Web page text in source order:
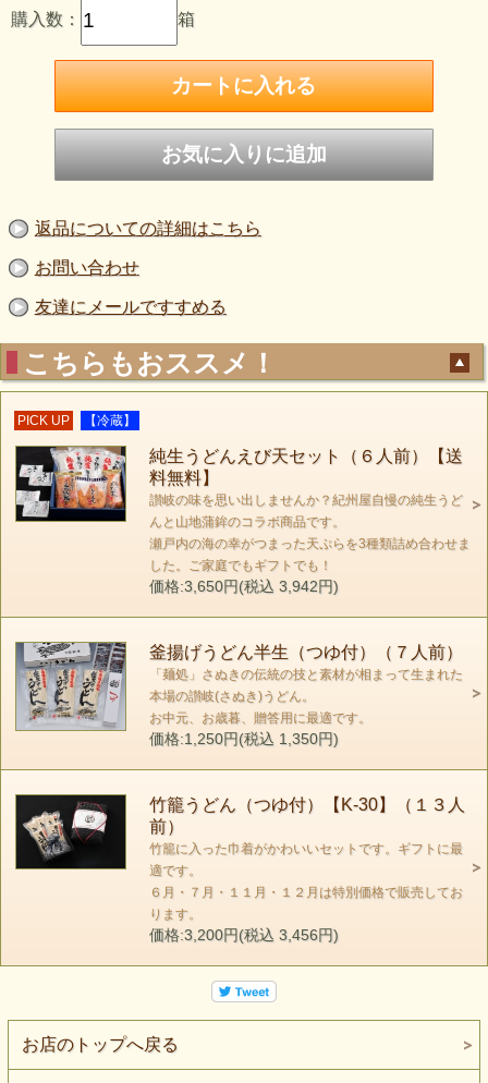
購入数： 箱
返品についての詳細はこちら
お問い合わせ
友達にメールですすめる
こちらもおススメ！
PICK UP 【冷蔵】
純生うどんえび天セット（６人前）【送
料無料】
讃岐の味を思い出しませんか？紀州屋自慢の純生うど
んと山地蒲鉾のコラボ商品です。
瀬戸内の海の幸がつまった天ぷらを3種類詰め合わせま
した。ご家庭でもギフトでも！
価格:3,650円(税込 3,942円)
釜揚げうどん半生（つゆ付）（７人前）
「麺処」さぬきの伝統の技と素材が相まって生まれた
本場の讃岐(さぬき)うどん。
お中元、お歳暮、贈答用に最適です。
価格:1,250円(税込 1,350円)
竹籠うどん（つゆ付）【K-30】（１３人
前）
竹籠に入った巾着がかわいいセットです。ギフトに最
適です。
６月・７月・１１月・１２月は特別価格で販売してお
ります。
価格:3,200円(税込 3,456円)
お店のトップへ戻る